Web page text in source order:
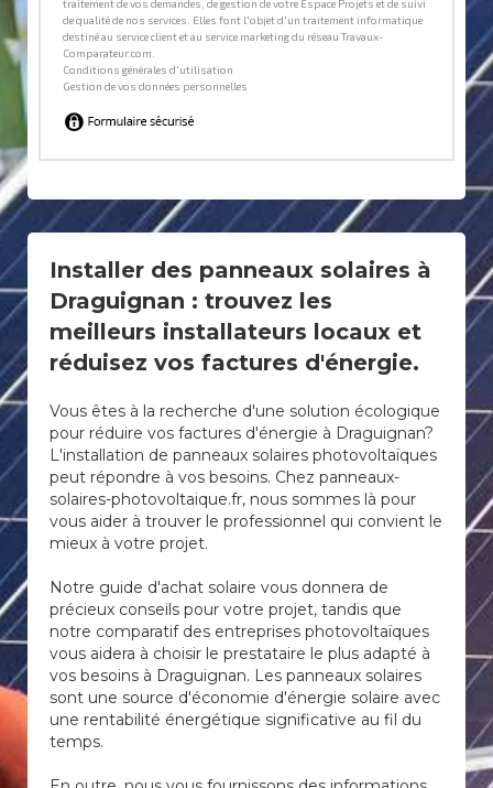
Installer des panneaux solaires à
Draguignan : trouvez les
meilleurs installateurs locaux et
réduisez vos factures d'énergie.
Vous êtes à la recherche d'une solution écologique
pour réduire vos factures d'énergie à Draguignan?
L'installation de panneaux solaires photovoltaïques
peut répondre à vos besoins. Chez panneaux-
solaires-photovoltaique.fr, nous sommes là pour
vous aider à trouver le professionnel qui convient le
mieux à votre projet.
Notre guide d'achat solaire vous donnera de
précieux conseils pour votre projet, tandis que
notre comparatif des entreprises photovoltaïques
vous aidera à choisir le prestataire le plus adapté à
vos besoins à Draguignan. Les panneaux solaires
sont une source d'économie d'énergie solaire avec
une rentabilité énergétique significative au fil du
temps.